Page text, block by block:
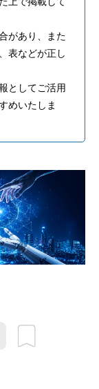
があり、また
表などが正し
としてご活用
めいたしま